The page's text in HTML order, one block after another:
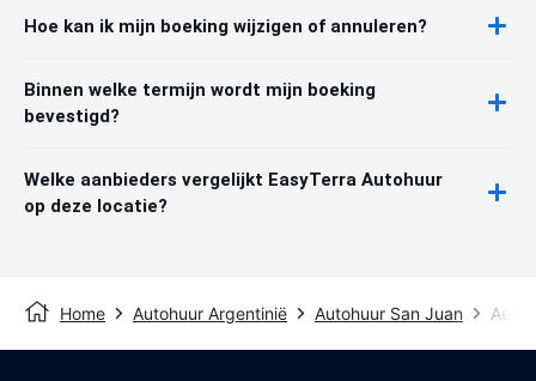
Hoe kan ik mijn boeking wijzigen of annuleren?
Binnen welke termijn wordt mijn boeking
bevestigd?
Welke aanbieders vergelijkt EasyTerra Autohuur
op deze locatie?
Home Autohuur Argentinië Autohuur San Juan